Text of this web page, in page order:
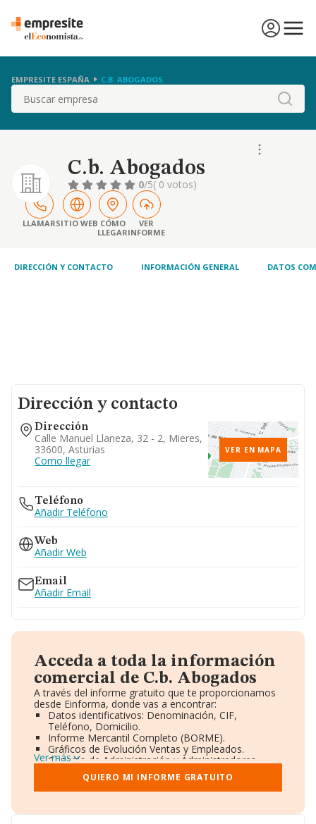
EMPRESITE ESPAÑA C.B. ABOGADOS
Buscar
C.b. Abogados
0/5( 0 votos)
LLAMARSITIO WEB CÓMO
LLEGAR
VER
INFORME
DIRECCIÓN Y CONTACTO INFORMACIÓN GENERAL DATOS
Dirección y contacto
Dirección
Calle Manuel Llaneza, 32 - 2, Mieres,
33600, Asturias
Como llegar
VER EN MAPA
Teléfono
Añadir Teléfono
Web
Añadir Web
Email
Añadir Email
Acceda a toda la información
comercial de C.b. Abogados
A través del informe gratuito que te proporcionamos
desde Einforma, donde vas a encontrar:
Datos identificativos: Denominación, CIF,
Teléfono, Domicilio.
Informe Mercantil Completo (BORME).
Gráficos de Evolución Ventas y Empleados.
Consejo de Administración y Administradores.
Directivos y Ejecutivos.
Accionistas.
Participaciones y Vinculaciones en otras empresas.
Información oficial y registral complementaria.
Ver más
QUIERO MI INFORME GRATUITO